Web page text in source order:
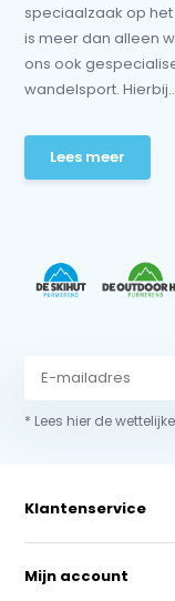
speciaalzaak op
is meer dan alleen
ons ook
wandelsport.
Lees meer
* Lees hier de
Klantenservice
Mijn account